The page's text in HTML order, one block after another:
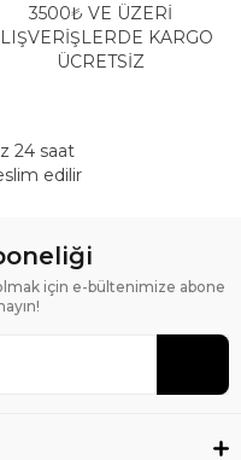
3500₺ VE ÜZERİ
KARGO
ÜCRETSİZ
24 saat
edilir
için e-bültenimize abone